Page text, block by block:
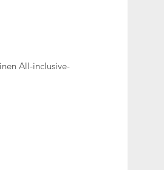
All-inclusive-